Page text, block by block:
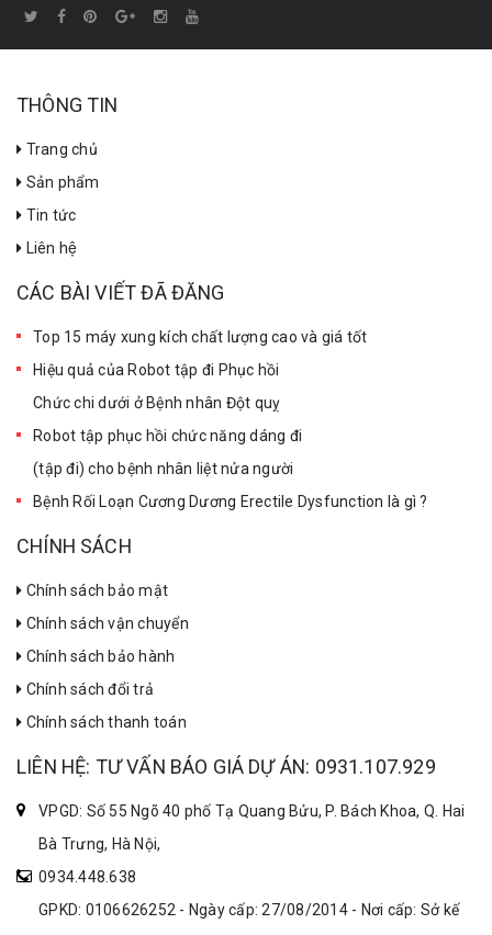
Liên hệ
THÔNG TIN
Trang chủ
Sản phẩm
Tin tức
Liên hệ
CÁC BÀI VIẾT ĐÃ ĐĂNG
Top 15 máy xung kích chất lượng cao và giá tốt
Hiệu quả của Robot tập đi Phục hồi
Chức chi dưới ở Bệnh nhân Đột quỵ
Robot tập phục hồi chức năng dáng đi
(tập đi) cho bệnh nhân liệt nửa người
Bệnh Rối Loạn Cương Dương Erectile Dysfunction là gì ?
CHÍNH SÁCH
Chính sách bảo mật
Chính sách vận chuyển
Chính sách bảo hành
Chính sách đổi trả
Chính sách thanh toán
LIÊN HỆ: TƯ VẤN BÁO GIÁ DỰ ÁN: 0931.107.929
VPGD: Số 55 Ngõ 40 phố Tạ Quang Bửu, P. Bách Khoa, Q. Hai
Bà Trưng, Hà Nội,
0934.448.638
GPKD: 0106626252 - Ngày cấp: 27/08/2014 - Nơi cấp: Sở kế